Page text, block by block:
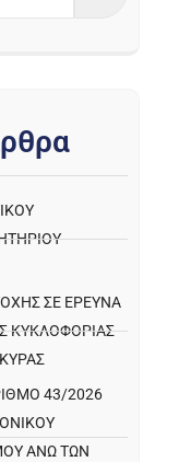
ρθρα
ΣΕ ΈΡΕΥΝΑ
ΚΥΚΛΟΦΟΡΊΑΣ
43/2026
ΑΝΩ ΤΩΝ